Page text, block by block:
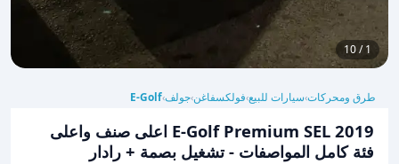
1 / 10
طرق ومحركات›سيارات للبيع›فولكسفاغن›جولف›
E-Golf
E-Golf Premium SEL 2019 اعلى صنف واعلى
فئة كامل المواصفات - تشغيل بصمة + رادار